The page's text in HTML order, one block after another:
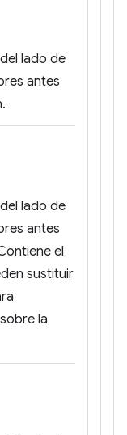
lado de
antes
lado de
antes
el
sustituir
la